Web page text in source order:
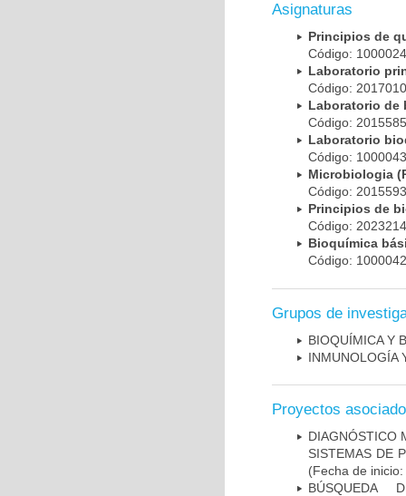
Asignaturas
Principios de
Código:
Laboratorio
Código:
Laboratorio de
Código:
Laboratorio
Código:
Microbiologia
Código:
Principios de
Código:
Bioquímica
Código:
Grupos de
BIOQUÍMICA Y
INMUNOLOGÍA
Proyectos
DIAGNÓSTICO
SISTEMAS DE
(Fecha de
BÚSQUEDA